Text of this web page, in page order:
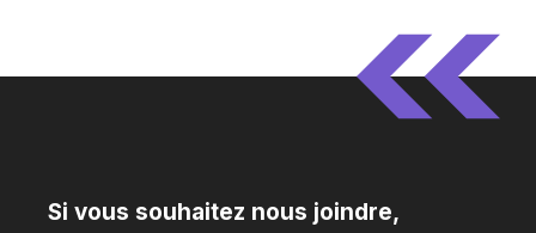
Si vous souhaitez nous joindre,